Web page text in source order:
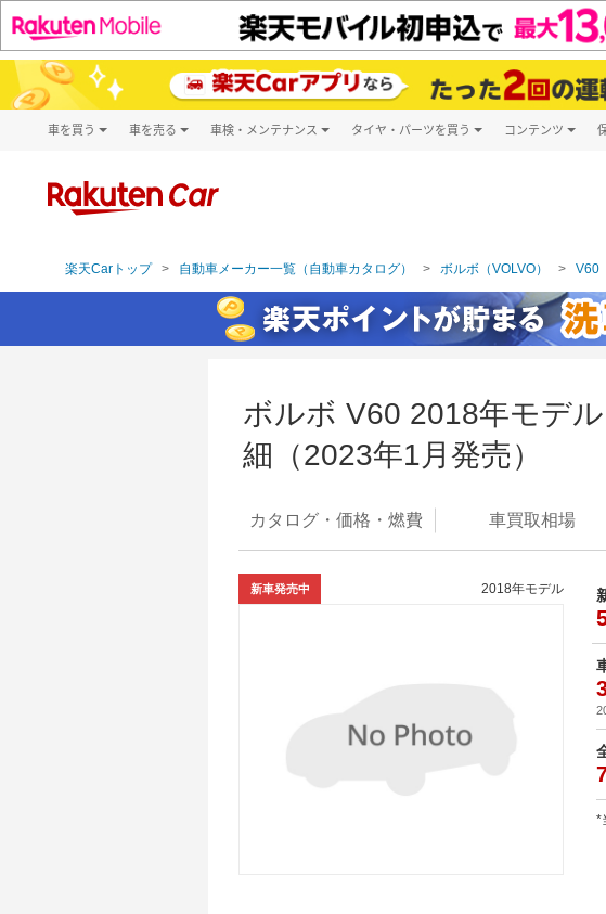
車を買う
新車
車を売る 車検・メンテナンス タイヤ・パーツを買う コンテンツ
楽天Carトップ 自動車メーカー一覧（自動車カタログ） ボルボ（VOLVO） V60
ボルボ V60 2018年モデ
細（2023年1月発売）
カタログ・価格・燃費 車買取相場
新車発売中 2018年モデル
*